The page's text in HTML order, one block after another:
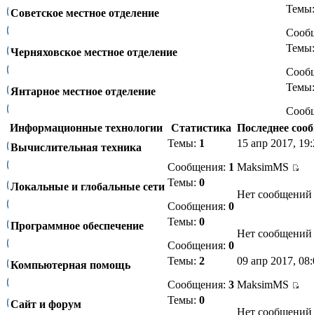
Советское местное отделение
Черняховское местное отделение
Янтарное местное отделение
Информационные технологии
Статистика Последнее
Вычислительная техника
Темы: 1
Сообщения: 1
15 апр 2017,
MaksimMS
Локальные и глобальные сети Темы: 0
Сообщения: 0
Нет сообщений
Программное обеспечение Темы: 0
Сообщения: 0
Нет сообщений
Компьютерная помощь Темы: 2
Сообщения: 3
09 апр 2017,
MaksimMS
Сайт и форум
Темы: 0
Нет сообщений